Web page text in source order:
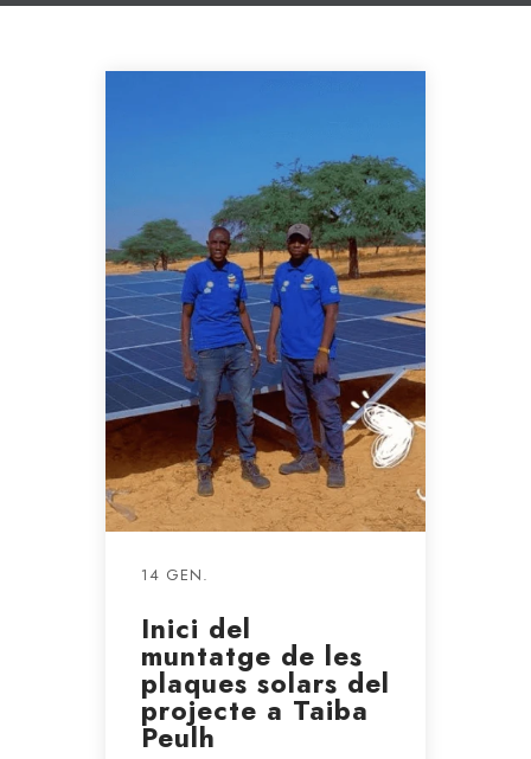
14 GEN.
Inici del
muntatge de les
plaques solars del
projecte a Taiba
Peulh